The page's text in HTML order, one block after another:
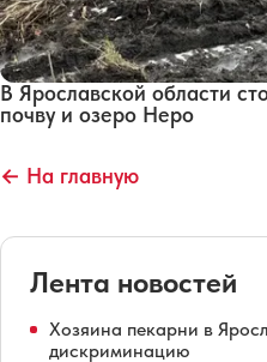
В Ярославской области
почву и озеро Неро
← На главную
Лента новостей
Хозяина пекарни в
дискриминацию